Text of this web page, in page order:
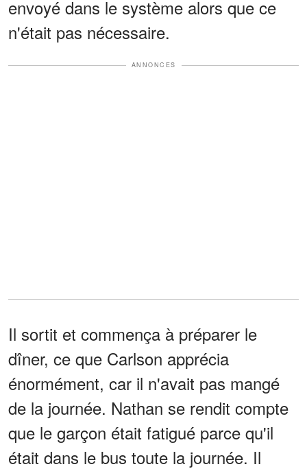
envoyé dans le système alors que ce
n'était pas nécessaire.
ANNONCES
Il sortit et commença à préparer le
dîner, ce que Carlson apprécia
énormément, car il n'avait pas mangé
de la journée. Nathan se rendit compte
que le garçon était fatigué parce qu'il
était dans le bus toute la journée. Il